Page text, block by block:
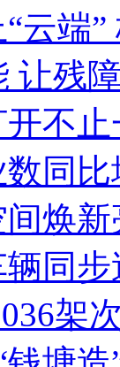
云端
让残
不
同比
焕
同
架